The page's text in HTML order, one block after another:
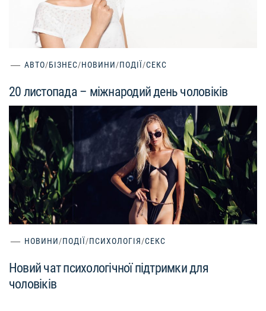
АВТО/БІЗНЕС/НОВИНИ/ПОДІЇ/СЕКС
20 листопада – міжнародий день чоловіків
НОВИНИ/ПОДІЇ/ПСИХОЛОГІЯ/СЕКС
Новий чат психологічної підтримки для
чоловіків